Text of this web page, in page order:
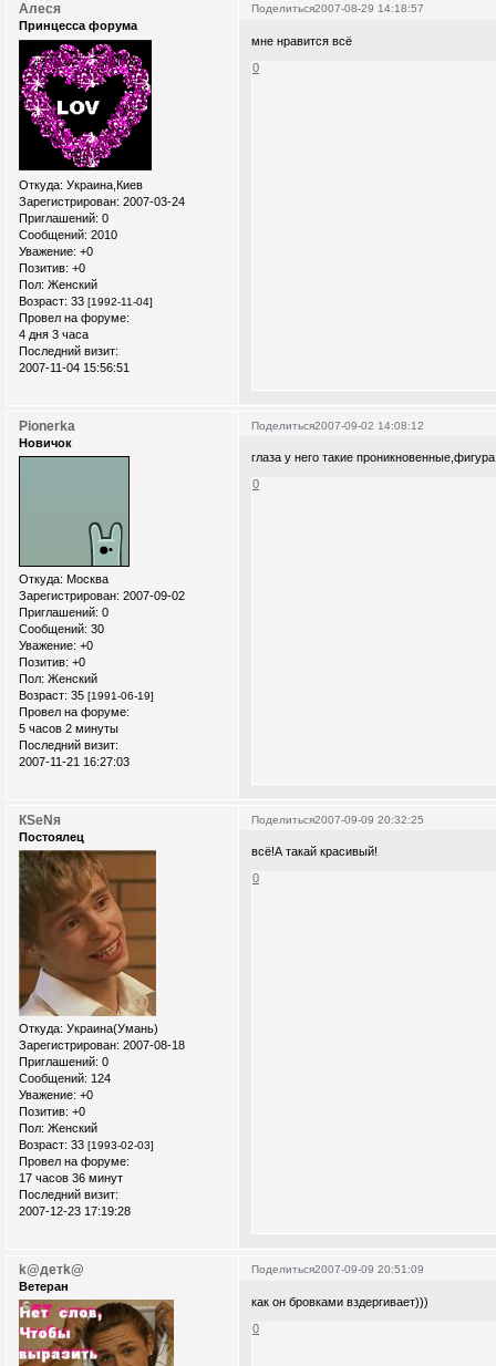
Поделиться2007-08-29 14:18:57
Алеся
Принцесса форума
Откуда: Украина,Киев
Зарегистрирован: 2007-03-24
Приглашений: 0
Сообщений: 2010
Уважение: +0
Позитив: +0
Пол: Женский
Возраст: 33 [1992-11-04]
Провел на форуме:
4 дня 3 часа
Последний визит:
2007-11-04 15:56:51
мне нравится всё
0
Поделиться2007-09-02 14:08:12
Pionerka
Новичок
Откуда: Москва
Зарегистрирован: 2007-09-02
Приглашений: 0
Сообщений: 30
Уважение: +0
Позитив: +0
Пол: Женский
Возраст: 35 [1991-06-19]
Провел на форуме:
5 часов 2 минуты
Последний визит:
2007-11-21 16:27:03
глаза у него такие
0
Поделиться2007-09-09 20:32:25
КSеNя
Постоялец
Откуда: Украина(Умань)
Зарегистрирован: 2007-08-18
Приглашений: 0
Сообщений: 124
Уважение: +0
Позитив: +0
Пол: Женский
Возраст: 33 [1993-02-03]
Провел на форуме:
17 часов 36 минут
Последний визит:
2007-12-23 17:19:28
всё!А такай красивый!
0
Поделиться2007-09-09 20:51:09
k@детk@
Ветеран
как он бровками вздергивает)))
0